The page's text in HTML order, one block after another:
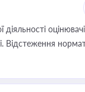
Відстеження
час оподаткування,
діяльності